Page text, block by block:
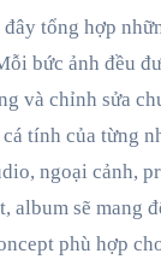
tổng hợp
bức ảnh đều
và chỉnh sửa
tính của từng
ngoại cảnh,
album sẽ mang
phù hợp